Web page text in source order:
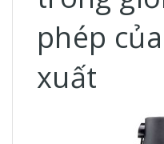
phép
xuất